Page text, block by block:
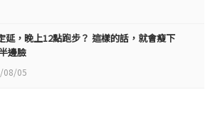
延，晚上12點跑步？ 這樣的話，就會瘦下
邊臉
08/05